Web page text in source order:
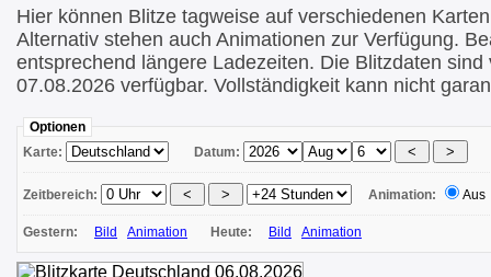
Hier können Blitze tagweise auf verschiedenen
Alternativ stehen auch Animationen zur Verfügung.
entsprechend längere Ladezeiten. Die Blitzdaten sind
07.08.2026 verfügbar. Vollständigkeit kann nicht
Optionen
Karte:
Datum:
Zeitbereich: Animation: Aus
Gestern: Bild Animation Heute: Bild Animation